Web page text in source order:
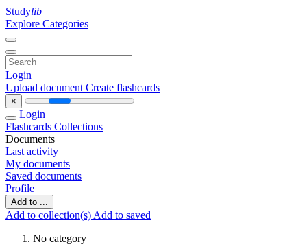
Studylib
Explore Categories
Login
Upload document Create flashcards
×
Login
Flashcards Collections
Documents
Last activity
My documents
Saved documents
Profile
Add to ...
Add to collection(s) Add to saved
No category